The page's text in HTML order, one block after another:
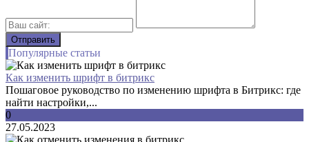
Популярные статьи
Как изменить шрифт в битрикс
Пошаговое руководство по изменению шрифта в Битрикс: где
найти настройки,...
0
27.05.2023